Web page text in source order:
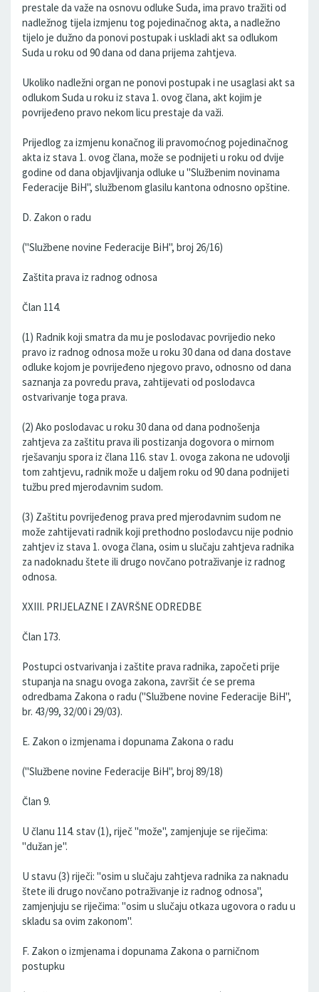
prestale da važe na osnovu odluke Suda, ima pravo tražiti od
nadležnog tijela izmjenu tog pojedinačnog akta, a nadležno
tijelo je dužno da ponovi postupak i uskladi akt sa odlukom
Suda u roku od 90 dana od dana prijema zahtjeva.
Ukoliko nadležni organ ne ponovi postupak i ne usaglasi akt sa
odlukom Suda u roku iz stava 1. ovog člana, akt kojim je
povrijeđeno pravo nekom licu prestaje da važi.
Prijedlog za izmjenu konačnog ili pravomoćnog pojedinačnog
akta iz stava 1. ovog člana, može se podnijeti u roku od dvije
godine od dana objavljivanja odluke u "Službenim novinama
Federacije BiH", službenom glasilu kantona odnosno opštine.
D. Zakon o radu
("Službene novine Federacije BiH", broj 26/16)
Zaštita prava iz radnog odnosa
Član 114.
(1) Radnik koji smatra da mu je poslodavac povrijedio neko
pravo iz radnog odnosa može u roku 30 dana od dana dostave
odluke kojom je povrijeđeno njegovo pravo, odnosno od dana
saznanja za povredu prava, zahtijevati od poslodavca
ostvarivanje toga prava.
(2) Ako poslodavac u roku 30 dana od dana podnošenja
zahtjeva za zaštitu prava ili postizanja dogovora o mirnom
rješavanju spora iz člana 116. stav 1. ovoga zakona ne udovolji
tom zahtjevu, radnik može u daljem roku od 90 dana podnijeti
tužbu pred mjerodavnim sudom.
(3) Zaštitu povrijeđenog prava pred mjerodavnim sudom ne
može zahtijevati radnik koji prethodno poslodavcu nije podnio
zahtjev iz stava 1. ovoga člana, osim u slučaju zahtjeva radnika
za nadoknadu štete ili drugo novčano potraživanje iz radnog
odnosa.
XXIII. PRIJELAZNE I ZAVRŠNE ODREDBE
Član 173.
Postupci ostvarivanja i zaštite prava radnika, započeti prije
stupanja na snagu ovoga zakona, završit će se prema
odredbama Zakona o radu ("Službene novine Federacije BiH",
br. 43/99, 32/00 i 29/03).
E. Zakon o izmjenama i dopunama Zakona o radu
("Službene novine Federacije BiH", broj 89/18)
Član 9.
U članu 114. stav (1), riječ "može", zamjenjuje se riječima:
"dužan je".
U stavu (3) riječi: "osim u slučaju zahtjeva radnika za naknadu
štete ili drugo novčano potraživanje iz radnog odnosa",
zamjenjuju se riječima: "osim u slučaju otkaza ugovora o radu u
skladu sa ovim zakonom".
F. Zakon o izmjenama i dopunama Zakona o parničnom
postupku